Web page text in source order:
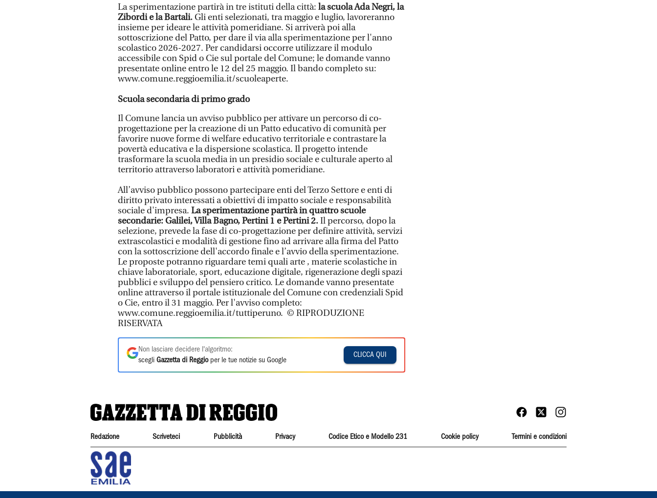
La sperimentazione partirà in tre istituti della città: la scuola Ada Negri, la
Zibordi e la Bartali.Gli enti selezionati, tra maggio e luglio, lavoreranno
insieme per ideare le attività pomeridiane. Si arriverà poi alla
sottoscrizione del Patto, per dare il via alla sperimentazione per l'anno
scolastico 2026-2027. Per candidarsi occorre utilizzare il modulo
accessibile con Spid o Cie sul portale del Comune; le domande vanno
presentate online entro le 12 del 25 maggio. Il bando completo su:
www.comune.reggioemilia.it/scuoleaperte.
Scuola secondaria di primo grado
Il Comune lancia un avviso pubblico per attivare un percorso di co-
progettazione per la creazione di un Patto educativo di comunità per
favorire nuove forme di welfare educativo territoriale e contrastare la
povertà educativa e la dispersione scolastica. Il progetto intende
trasformare la scuola media in un presidio sociale e culturale aperto al
territorio attraverso laboratori e attività pomeridiane.
All’avviso pubblico possono partecipare enti del Terzo Settore e enti di
diritto privato interessati a obiettivi di impatto sociale e responsabilità
sociale d'impresa. La sperimentazione partirà in quattro scuole
secondarie: Galilei, Villa Bagno, Pertini 1 e Pertini 2.Il percorso, dopo la
selezione, prevede la fase di co-progettazione per definire attività, servizi
extrascolastici e modalità di gestione fino ad arrivare alla firma del Patto
con la sottoscrizione dell'accordo finale e l’avvio della sperimentazione.
Le proposte potranno riguardare temi quali arte , materie scolastiche in
chiave laboratoriale, sport, educazione digitale, rigenerazione degli spazi
pubblici e sviluppo del pensiero critico. Le domande vanno presentate
online attraverso il portale istituzionale del Comune con credenziali Spid
o Cie, entro il 31 maggio. Per l'avviso completo:
www.comune.reggioemilia.it/tuttiperuno. © RIPRODUZIONE
RISERVATA
Non lasciare decidere l'algoritmo:
scegli Gazzetta di Reggioper le tue notizie su Google
CLICCA QUI
Redazione Scriveteci Pubblicità Privacy Codice Etico e Modello 231 Cookie policy Termini e condizioni